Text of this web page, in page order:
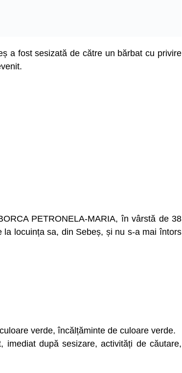
a fost sesizată de către un bărbat cu privire
PETRONELA-MARIA, în vârstă de 38
locuința sa, din Sebeș, și nu s-a mai întors
verde, încălțăminte de culoare verde.
după sesizare, activități de căutare,